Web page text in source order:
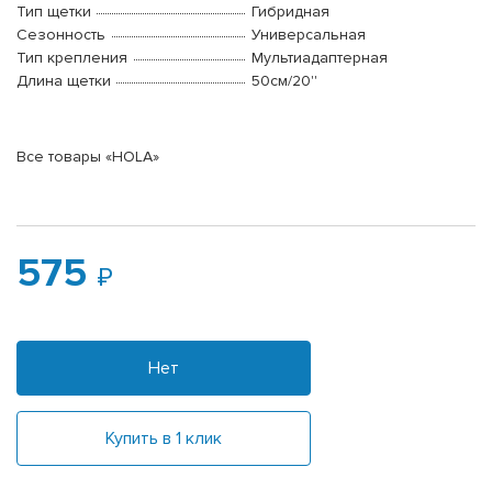
Тип щетки
Гибридная
Сезонность
Универсальная
Тип крепления
Мультиадаптерная
Длина щетки
50см/20''
Все товары «HOLA»
575
Нет
Купить в 1 клик